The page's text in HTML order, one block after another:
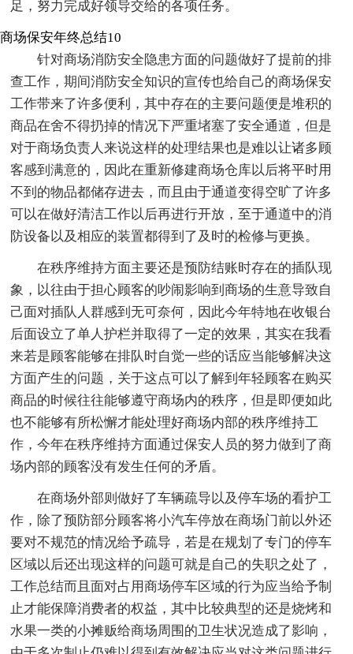
足，努力完成好领导交给的各项任务。
商场保安年终总结10
针对商场消防安全隐患方面的问题做好了提前的排
查工作，期间消防安全知识的宣传也给自己的商场保安
工作带来了许多便利，其中存在的主要问题便是堆积的
商品在舍不得扔掉的情况下严重堵塞了安全通道，但是
对于商场负责人来说这样的处理结果也是难以让诸多顾
客感到满意的，因此在重新修建商场仓库以后将平时用
不到的物品都储存进去，而且由于通道变得空旷了许多
可以在做好清洁工作以后再进行开放，至于通道中的消
防设备以及相应的装置都得到了及时的检修与更换。
在秩序维持方面主要还是预防结账时存在的插队现
象，以往由于担心顾客的吵闹影响到商场的生意导致自
己面对插队人群感到无可奈何，因此今年特地在收银台
后面设立了单人护栏并取得了一定的效果，其实在我看
来若是顾客能够在排队时自觉一些的话应当能够解决这
方面产生的问题，关于这点可以了解到年轻顾客在购买
商品的时候往往能够遵守商场内的秩序，但是即便如此
也不能够有所松懈才能处理好商场内部的秩序维持工
作，今年在秩序维持方面通过保安人员的努力做到了商
场内部的顾客没有发生任何的矛盾。
在商场外部则做好了车辆疏导以及停车场的看护工
作，除了预防部分顾客将小汽车停放在商场门前以外还
要对不规范的情况给予疏导，若是在规划了专门的停车
区域以后还出现这样的问题可就是自己的失职之处了，
工作总结而且面对占用商场停车区域的行为应当给予制
止才能保障消费者的权益，其中比较典型的还是烧烤和
水果一类的小摊贩给商场周围的卫生状况造成了影响，